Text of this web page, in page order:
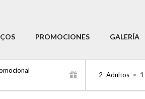
PROMOCIONES GALERÍA
2 Adultos • 1